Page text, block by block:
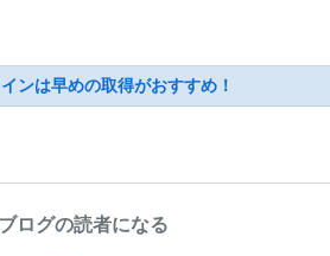
ンは早めの取得がおすすめ！
ログの読者になる